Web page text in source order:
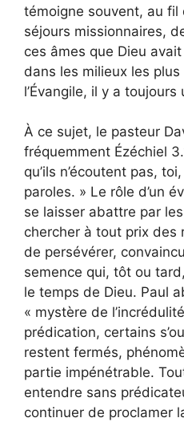
témoigne souvent, au fil
séjours missionnaires,
ces âmes que Dieu
dans les milieux les
l’Évangile, il y a
À ce sujet, le pasteur
fréquemment Ézéchiel
qu’ils n’écoutent pas,
paroles. » Le rôle d’un
se laisser abattre par
chercher à tout prix des
de persévérer,
semence qui, tôt ou
le temps de Dieu. Paul
« mystère de
prédication, certains
restent fermés,
partie impénétrable.
entendre sans
continuer de proclamer